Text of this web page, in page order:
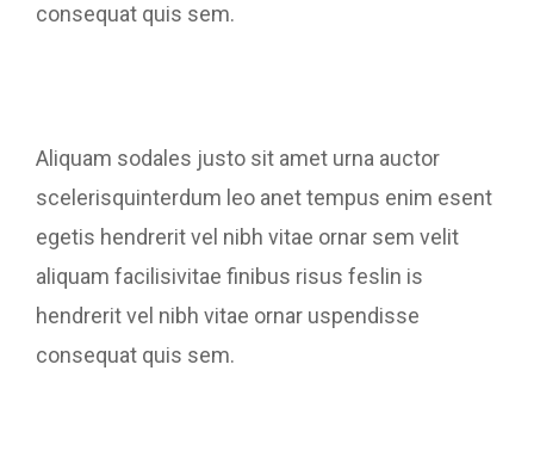
consequat quis sem.
Aliquam sodales justo sit amet urna auctor
scelerisquinterdum leo anet tempus enim esent
egetis hendrerit vel nibh vitae ornar sem velit
aliquam facilisivitae finibus risus feslin is
hendrerit vel nibh vitae ornar uspendisse
consequat quis sem.